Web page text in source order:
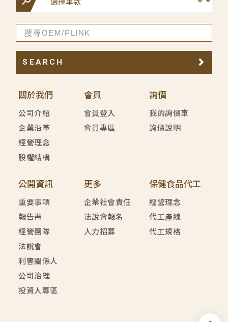
關於我們
公司介紹
企業沿革
經營理念
股權結構
會員
會員登入
會員專區
詢價
我的詢價車
詢價說明
公開資訊
重要事項
報告書
經營團隊
法說會
利害關係人
公司治理
投資人專區
更多
企業社會責任
法說會報名
人力招募
保健食品代工
經營理念
代工產線
代工規格
SEARCH